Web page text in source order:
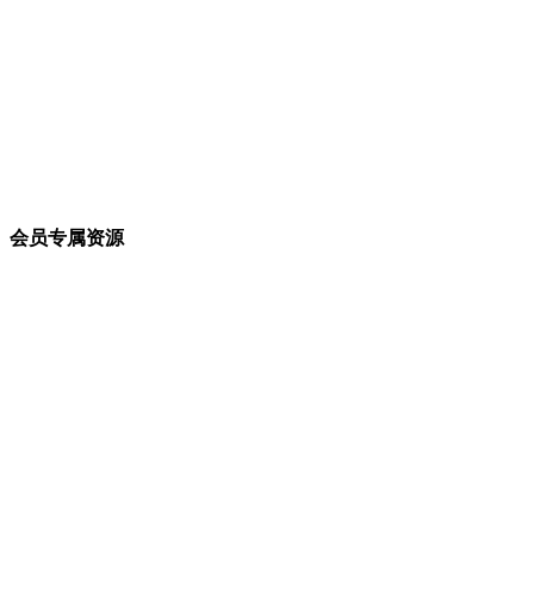
会员专属资源